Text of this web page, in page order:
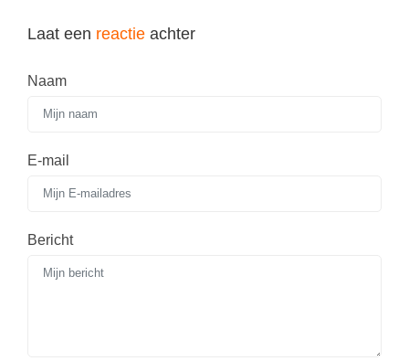
Startpagina onderwijs
Afscheidstekst collega
Nieuwsbrief archief
Onderwijs CV
Schoolvakanties
Laat een reactie achter
Naam
E-mail
Bericht